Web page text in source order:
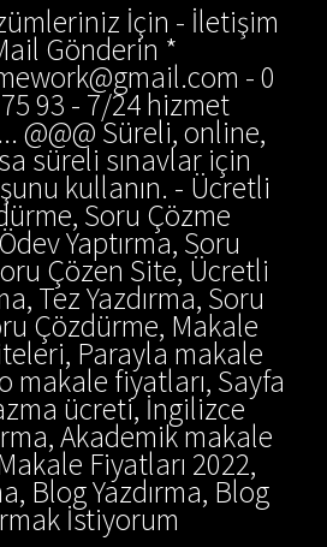
İçin - İletişim
Gönderin *
- 0
93 - 7/24 hizmet
@@@ Süreli, online,
süreli sınavlar için
kullanın. - Ücretli
Soru Çözme
Yaptırma, Soru
Çözen Site, Ücretli
Tez Yazdırma, Soru
Çözdürme, Makale
Parayla makale
makale fiyatları, Sayfa
ücreti, İngilizce
Akademik makale
Fiyatları 2022,
Blog Yazdırma, Blog
İstiyorum